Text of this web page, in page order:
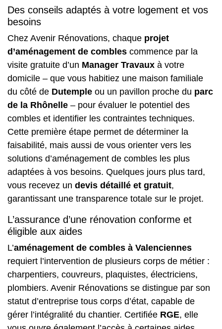
Des conseils adaptés à votre logement et vos
besoins
Chez Avenir Rénovations, chaque projet
d’aménagement de combles commence par la
visite gratuite d’un Manager Travaux à votre
domicile – que vous habitiez une maison familiale
du côté de Dutemple ou un pavillon proche du parc
de la Rhônelle – pour évaluer le potentiel des
combles et identifier les contraintes techniques.
Cette première étape permet de déterminer la
faisabilité, mais aussi de vous orienter vers les
solutions d’aménagement de combles les plus
adaptées à vos besoins. Quelques jours plus tard,
vous recevez un devis détaillé et gratuit,
garantissant une transparence totale sur le projet.
L’assurance d’une rénovation conforme et
éligible aux aides
L’aménagement de combles à Valenciennes
requiert l’intervention de plusieurs corps de métier :
charpentiers, couvreurs, plaquistes, électriciens,
plombiers. Avenir Rénovations se distingue par son
statut d’entreprise tous corps d’état, capable de
gérer l’intégralité du chantier. Certifiée RGE, elle